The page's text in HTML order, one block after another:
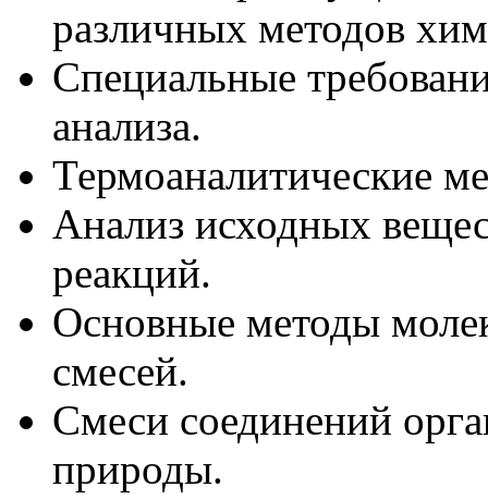
различных методов
Специальные
анализа.
Термоаналитические
Анализ исходных
реакций.
Основные методы
смесей.
Смеси соединений
природы.